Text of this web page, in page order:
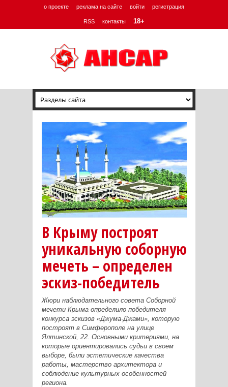
о проекте реклама на сайте войти регистрация
RSS контакты 18+
В Крыму построят
уникальную соборную
мечеть – определен
эскиз-победитель
Жюри наблюдательного совета Соборной
мечети Крыма определило победителя
конкурса эскизов «Джума-Джами», которую
построят в Симферополе на улице
Ялтинской, 22. Основными критериями, на
которые ориентировались судьи в своем
выборе, были эстетические качества
работы, мастерство архитектора и
соблюдение культурных особенностей
региона.